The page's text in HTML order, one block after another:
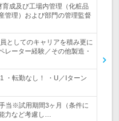
成及び工場内管理（化粧品
管理）および部門の管理監督
としてのキャリアを積み更に
ーター経験／その他製造・
・転勤なし！ ・U／Iターン
当※試用期間3ヶ月（条件に
力など考慮し…